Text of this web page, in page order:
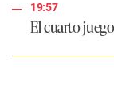
19:57
El cuarto